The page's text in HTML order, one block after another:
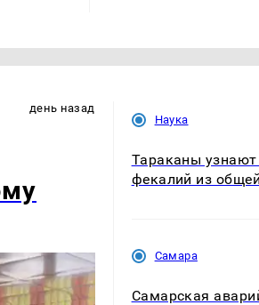
день назад
Наука
Тараканы узнают
фекалий из
Самара
Самарская